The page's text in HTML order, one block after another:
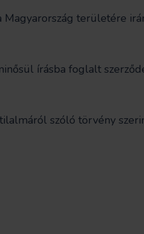
területére
írásba foglalt
szóló törvény